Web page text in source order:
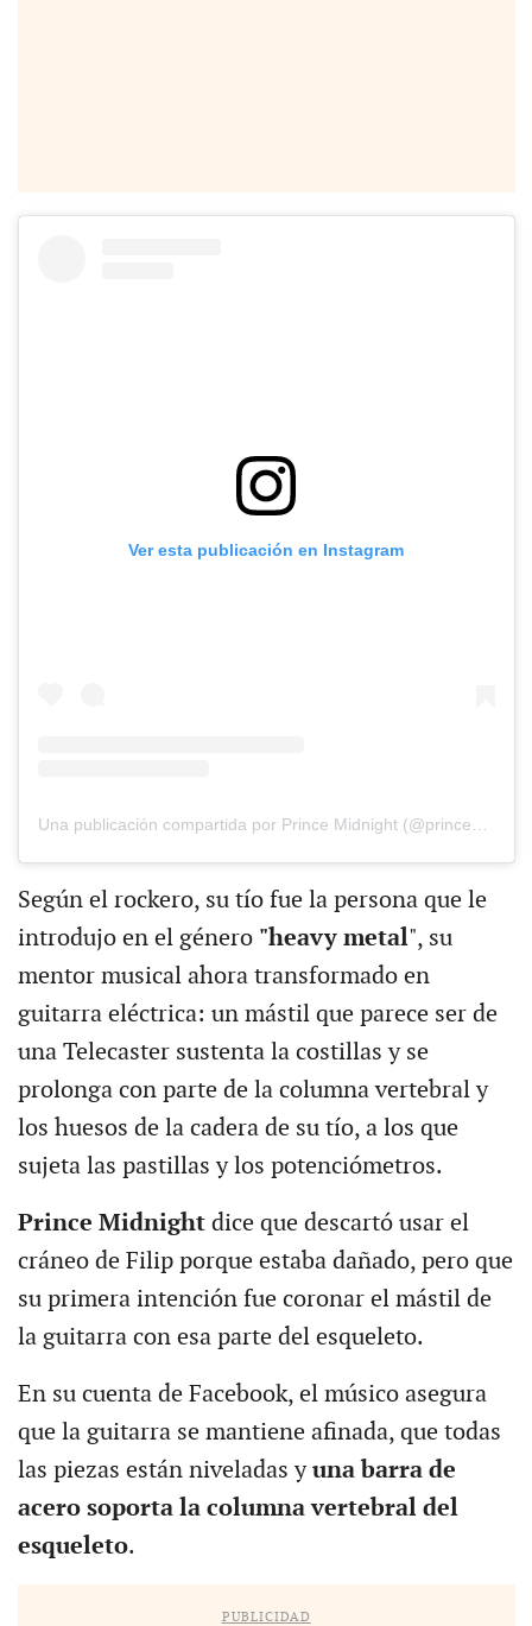
Ver esta publicación en Instagram
Según el rockero, su tío fue la persona que le
introdujo en el género "heavy metal", su
mentor musical ahora transformado en
guitarra eléctrica: un mástil que parece ser de
una Telecaster sustenta la costillas y se
prolonga con parte de la columna vertebral y
los huesos de la cadera de su tío, a los que
sujeta las pastillas y los potenciómetros.
Prince Midnightdice que descartó usar el
cráneo de Filip porque estaba dañado, pero que
su primera intención fue coronar el mástil de
la guitarra con esa parte del esqueleto.
En su cuenta de Facebook, el músico asegura
que la guitarra se mantiene afinada, que todas
las piezas están niveladas yuna barra de
acero soporta la columna vertebral del
esqueleto.
PUBLICIDAD